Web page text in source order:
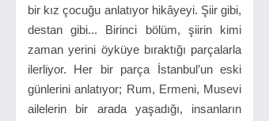
bir kız çocuğu anlatıyor hikâyeyi. Şiir gibi,
destan gibi... Birinci bölüm, şiirin kimi
zaman yerini öyküye bıraktığı parçalarla
ilerliyor. Her bir parça İstanbul’un eski
günlerini anlatıyor; Rum, Ermeni, Musevi
ailelerin bir arada yaşadığı, insanların